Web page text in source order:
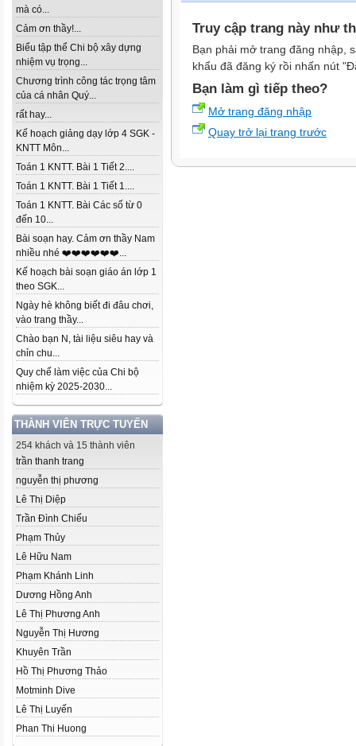
mà có...
Cảm ơn thầy!...
Biểu tập thể Chi bộ xây dựng
nhiệm vụ trọng...
Chương trình công tác trọng tâm
của cá nhân Quý...
rất hay...
Kế hoạch giảng dạy lớp 4 SGK -
KNTT Môn...
Toán 1 KNTT. Bài 1 Tiết 2....
Toán 1 KNTT. Bài 1 Tiết 1....
Toán 1 KNTT. Bài Các số từ 0
đến 10...
Bài soạn hay. Cảm ơn thầy Nam
nhiều nhé ❤️❤️❤️❤️❤️❤️...
Kế hoạch bài soạn giáo án lớp 1
theo SGK...
Ngày hè không biết đi đâu chơi,
vào trang thầy...
Chào bạn N, tài liệu siêu hay và
chỉn chu...
Quy chế làm việc của Chi bộ
nhiệm kỳ 2025-2030...
THÀNH VIÊN TRỰC TUYẾN
254 khách và 15 thành viên
trần thanh trang
nguyễn thị phương
Lê Thị Diệp
Trần Đình Chiểu
Phạm Thủy
Lê Hữu Nam
Phạm Khánh Linh
Dương Hồng Anh
Lê Thị Phương Anh
Nguyễn Thị Hương
Khuyên Trần
Hồ Thị Phương Thảo
Motminh Dive
Lê Thị Luyến
Phan Thi Huong
Truy cập trang này như
Bạn phải mở trang đăng nhập,
khẩu đã đăng ký rồi nhấn nút
Bạn làm gì tiếp theo?
Mở trang đăng nhập
Quay trở lại trang trước